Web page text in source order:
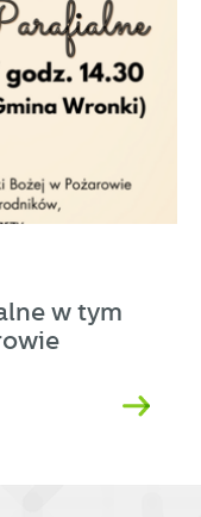
w tym